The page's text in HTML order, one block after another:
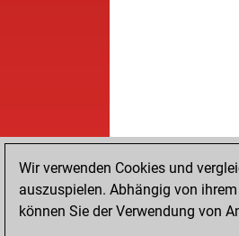
Wir verwenden Cookies und
auszuspielen. Abhängig von
können Sie der Verwendung von